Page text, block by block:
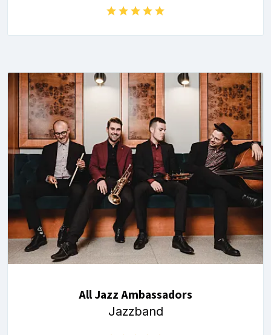
All Jazz Ambassadors
Jazzband